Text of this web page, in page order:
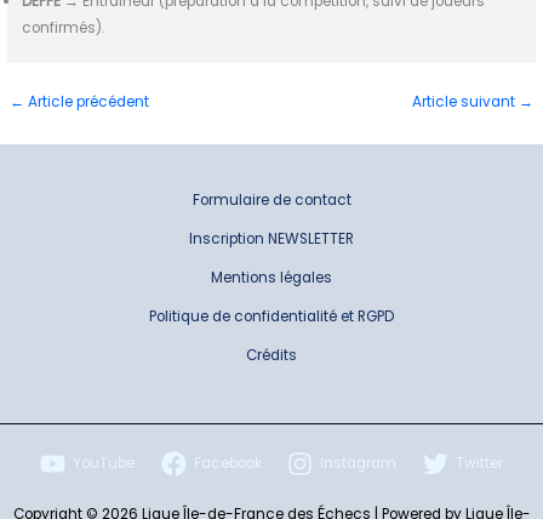
confirmés).
← Article précédent Article suivant →
Formulaire de contact
Inscription NEWSLETTER
Mentions légales
Politique de confidentialité et RGPD
Crédits
YouTube Facebook Instagram Twitter
Copyright © 2026 Ligue Île-de-France des Échecs | Powered by Ligue Île-